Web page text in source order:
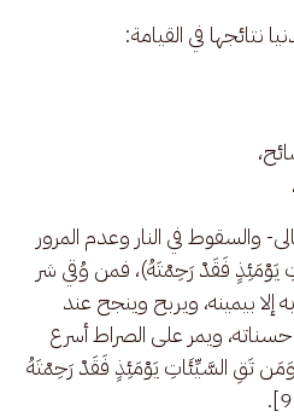
نتائجها في القيامة:
والسقوط في النار وعدم المرور
فَقَدْ رَحِمْتَهُ)، فمن وُقي شر
إلا بيمينه، ويربح وينجح عند
ويمر على الصراط أسرع
تَقِ السَّيِّئَاتِ يَوْمَئِذٍ فَقَدْ رَحِمْتَهُ